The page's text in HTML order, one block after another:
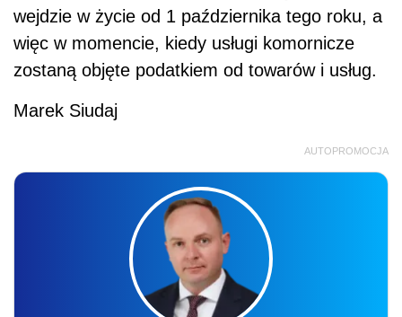
wejdzie w życie od 1 października tego roku, a
więc w momencie, kiedy usługi komornicze
zostaną objęte podatkiem od towarów i usług.
Marek Siudaj
AUTOPROMOCJA